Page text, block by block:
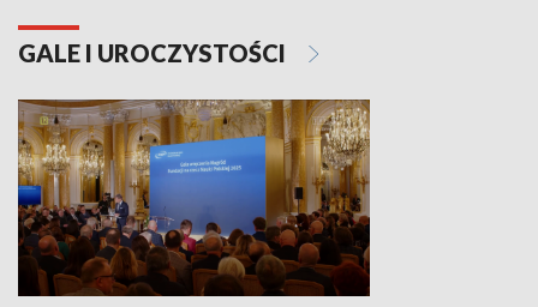
GALE I UROCZYSTOŚCI